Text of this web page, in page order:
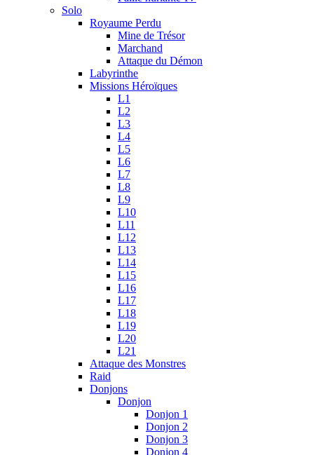
Solo
Royaume Perdu
Mine de Trésor
Marchand
Attaque du Démon
Labyrinthe
Missions Héroïques
L1
L2
L3
L4
L5
L6
L7
L8
L9
L10
L11
L12
L13
L14
L15
L16
L17
L18
L19
L20
L21
Attaque des Monstres
Raid
Donjons
Donjon
Donjon 1
Donjon 2
Donjon 3
Donjon 4